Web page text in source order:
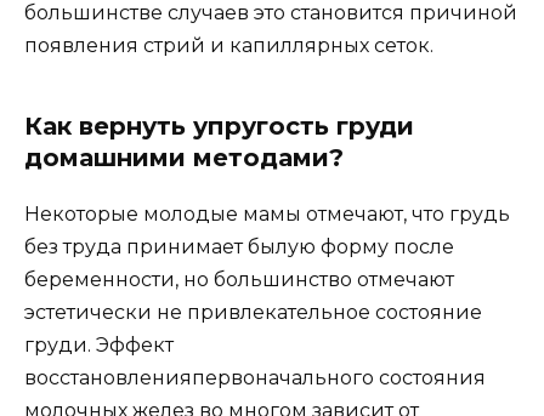
большинстве случаев это становится причиной
появления стрий и капиллярных сеток.
Как вернуть упругость груди
домашними методами?
Некоторые молодые мамы отмечают, что грудь
без труда принимает былую форму после
беременности, но большинство отмечают
эстетически не привлекательное состояние
груди. Эффект
восстановленияпервоначального состояния
молочных желез во многом зависит от